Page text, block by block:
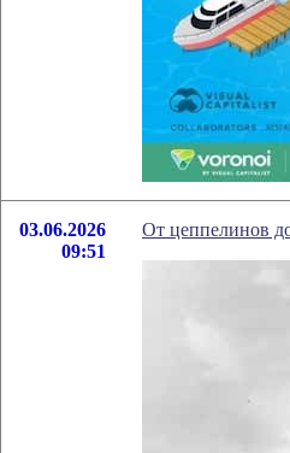
03.06.2026
09:51
От цеппелинов